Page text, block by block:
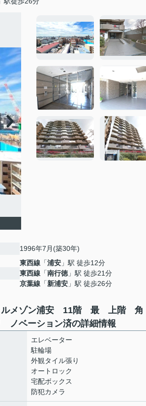
1996年7月(築30年)
東西線 「浦安 」駅 徒歩12分
東西線 「南行徳 」駅 徒歩21分
京葉線 「新浦安 」駅 徒歩26分
ルメゾン浦安 11階 最 上階
ベーション済の詳細情報
エレベーター
駐輪場
外観タイル張り
オートロック
宅配ボックス
防犯カメラ